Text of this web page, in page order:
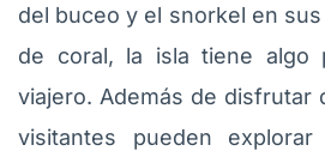
del buceo y el snorkel en
de coral, la isla tiene algo
viajero. Además de disfrutar
visitantes pueden